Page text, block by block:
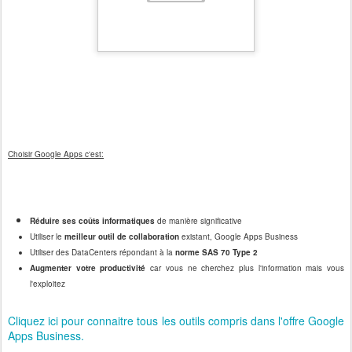
Choisir Google Apps c'est:
Réduire ses coûts informatiques de manière significative
Utiliser le meilleur outil de collaboration existant, Google Apps Business
Utiliser des DataCenters répondant à la norme SAS 70 Type 2
Augmenter votre productivité car vous ne cherchez plus l'information mais vous
l'exploitez
Cliquez ici pour connaitre tous les outils compris dans l'offre Google
Apps Business.